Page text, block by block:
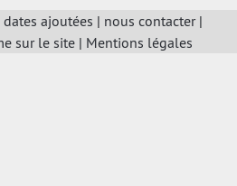
ajoutées | nous contacter|
sur le site| Mentions légales